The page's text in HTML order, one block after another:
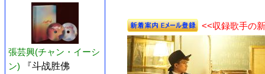
張芸興(チャン・イーシ
ン)
『斗战胜佛
<<収録歌手の